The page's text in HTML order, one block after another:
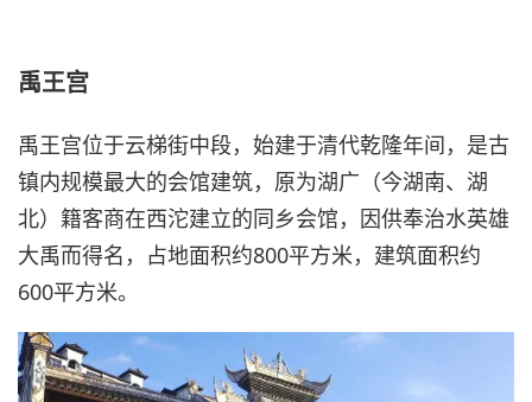
禹王宫
禹王宫位于云梯街中段，始建于清代乾隆年间，是古
镇内规模最大的会馆建筑，原为湖广（今湖南、湖
北）籍客商在西沱建立的同乡会馆，因供奉治水英雄
大禹而得名，占地面积约800平方米，建筑面积约
600平方米。